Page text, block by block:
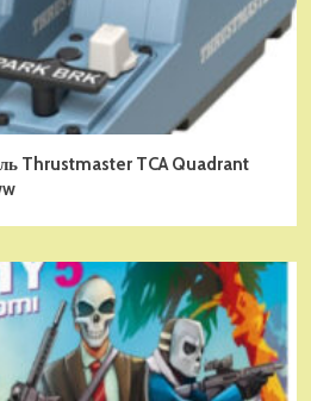
Thrustmaster TCA Quadrant